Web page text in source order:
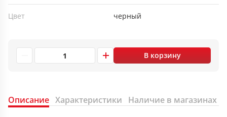
Цвет черный
В корзину
Описание Характеристики Наличие в магазинах